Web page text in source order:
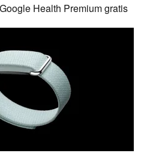
Health Premium gratis